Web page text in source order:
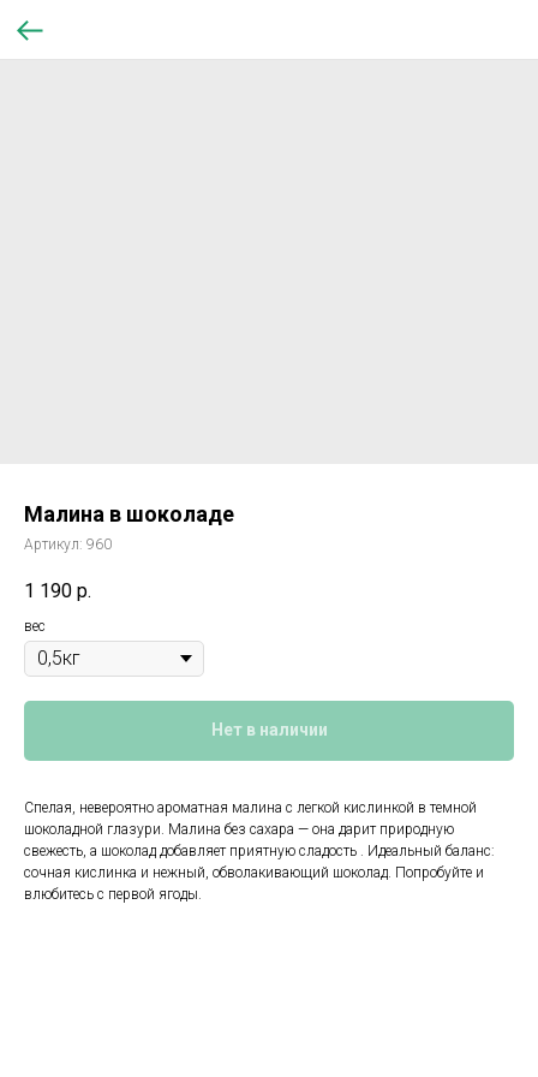
Малина в шоколаде
Артикул: 960
1 190 р.
вес
Нет в наличии
Спелая, невероятно ароматная малина с легкой кислинкой в темной
шоколадной глазури. Малина без сахара — она дарит природную
свежесть, а шоколад добавляет приятную сладость . Идеальный баланс:
сочная кислинка и нежный, обволакивающий шоколад. Попробуйте и
влюбитесь с первой ягоды.